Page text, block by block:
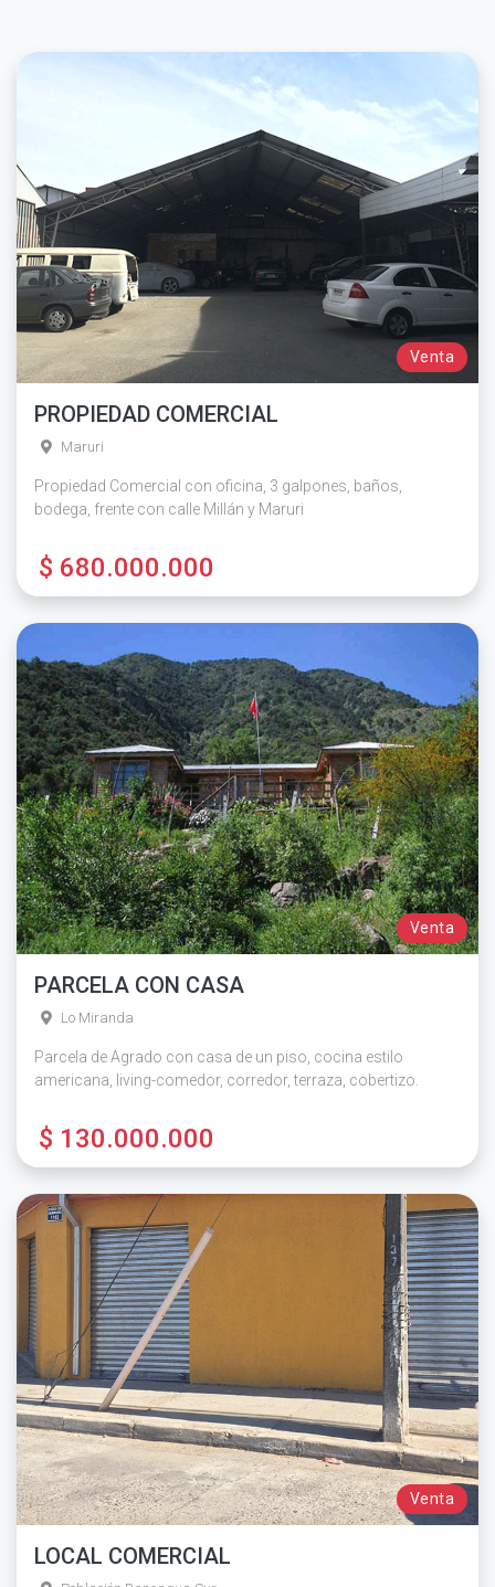
Venta
PROPIEDAD COMERCIAL
Maruri
Propiedad Comercial con oficina, 3 galpones, baños,
bodega, frente con calle Millán y Maruri
$ 680.000.000
Venta
PARCELA CON CASA
Lo Miranda
Parcela de Agrado con casa de un piso, cocina estilo
americana, living-comedor, corredor, terraza, cobertizo.
$ 130.000.000
Venta
LOCAL COMERCIAL